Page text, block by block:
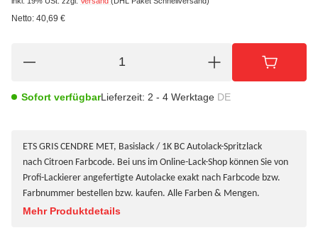
Netto: 40,69 €
Sofort verfügbarLieferzeit: 2 - 4 Werktage DE
ETS GRIS CENDRE MET, Basislack / 1K BC Autolack-Spritzlack
nach Citroen Farbcode. Bei uns im Online-Lack-Shop können Sie von
Profi-Lackierer angefertigte Autolacke exakt nach Farbcode bzw.
Farbnummer bestellen bzw. kaufen. Alle Farben & Mengen.
Mehr Produktdetails